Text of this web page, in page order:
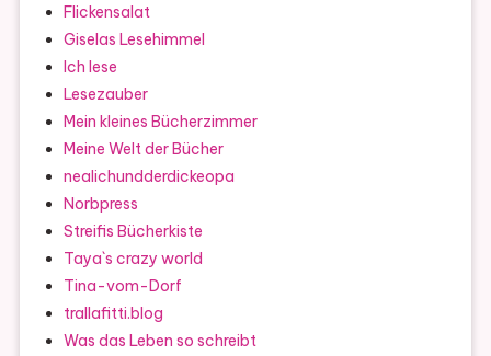
Flickensalat
Giselas Lesehimmel
Ich lese
Lesezauber
Mein kleines Bücherzimmer
Meine Welt der Bücher
nealichundderdickeopa
Norbpress
Streifis Bücherkiste
Taya`s crazy world
Tina-vom-Dorf
trallafitti.blog
Was das Leben so schreibt